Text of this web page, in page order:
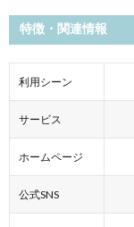
特徴・関連情報
利用シーン
サービス
ホームページ
公式SNS